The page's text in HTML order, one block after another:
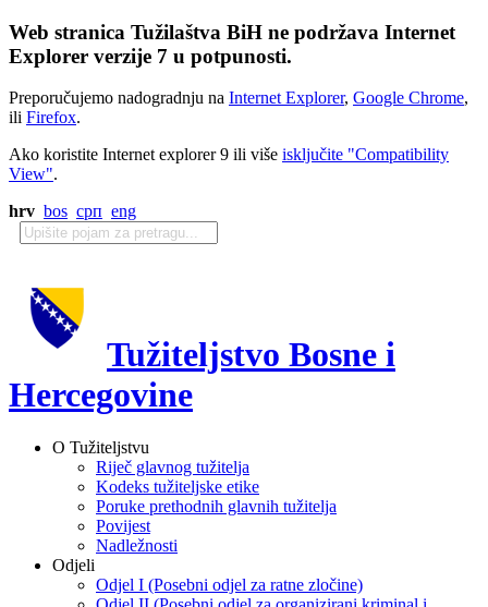
Web stranica Tužilaštva BiH ne podržava Internet
Explorer verzije 7 u potpunosti.
Preporučujemo nadogradnju na Internet Explorer, Google Chrome,
ili Firefox.
Ako koristite Internet explorer 9 ili više isključite "Compatibility
View".
hrv bos срп eng
Tužiteljstvo Bosne i
Hercegovine
O Tužiteljstvu
Riječ glavnog tužitelja
Kodeks tužiteljske etike
Poruke prethodnih glavnih tužitelja
Povijest
Nadležnosti
Odjeli
Odjel I (Posebni odjel za ratne zločine)